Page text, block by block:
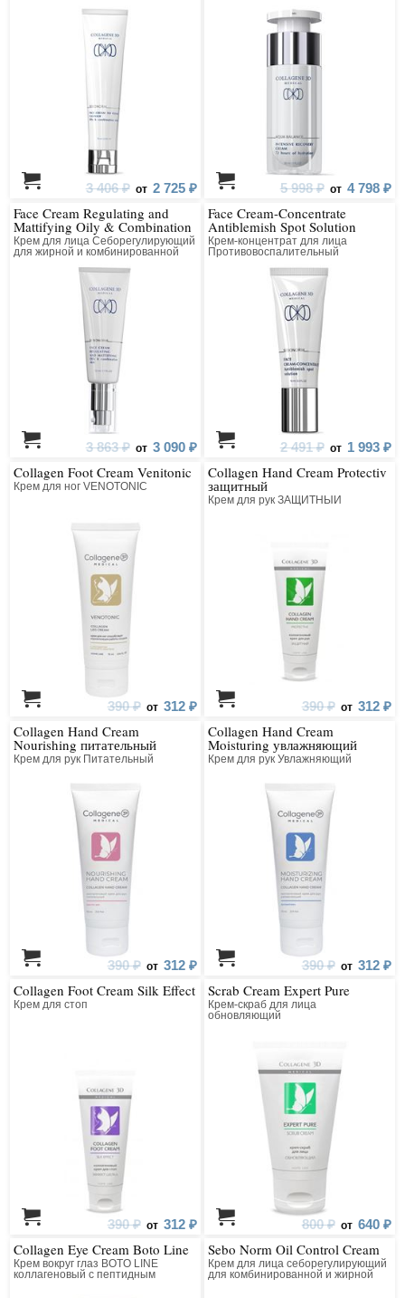
3 406 ₽ от 2 725 ₽ 5 998 ₽ от 4 798 ₽
Face Cream Regulating and
Mattifying Oily & Combination
Skin
Крем для лица Себорегулирующий
для жирной и комбинированной
3 863 ₽ от 3 090 ₽
Face Cream-Concentrate
Antiblemish Spot Solution
Крем-концентрат для лица
Противовоспалительный
2 491 ₽ от 1 993 ₽
Collagen Foot Cream Venitonic
Крем для ног VENOTONIC
390 ₽ от 312 ₽
Collagen Hand Cream Protectiv
защитный
Крем для рук ЗАЩИТНЫЙ
390 ₽ от 312 ₽
Collagen Hand Cream
Nourishing питательный
Крем для рук Питательный
390 ₽ от 312 ₽
Collagen Hand Cream
Moisturing увлажняющий
Крем для рук Увлажняющий
390 ₽ от 312 ₽
Collagen Foot Cream Silk Effect
Крем для стоп
390 ₽ от 312 ₽
Scrab Cream Expert Pure
Крем-скраб для лица
обновляющий
800 ₽ от 640 ₽
Collagen Eye Cream Boto Line
Крем вокруг глаз BOTO LINE
коллагеновый с пептидным
Sebo Norm Oil Control Cream
Крем для лица себорегулирующий
для комбинированной и жирной